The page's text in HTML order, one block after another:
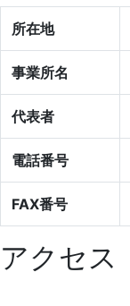
所在地
事業所名
代表者
電話番号
FAX番号
アクセス